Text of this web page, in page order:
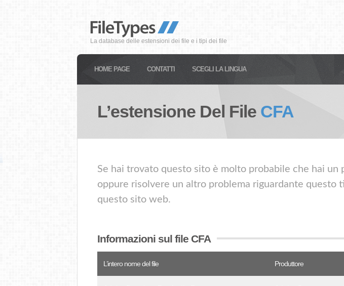
La database delle estensioni dei file e i tipi dei file
HOME PAGE CONTATTI SCEGLI LA LINGUA
L’estensione Del File CFA
Se hai trovato questo sito è molto probabile che hai un
oppure risolvere un altro problema riguardante
questo sito web.
Informazioni sul file CFA
L’intero nome del file Produttore